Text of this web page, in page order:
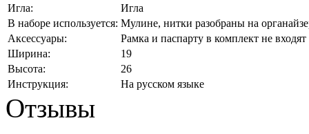
Игла:
Игла
В наборе используется: Мулине, нитки разобраны на
Аксессуары:
Рамка и паспарту в комплект не входят
Ширина:
19
Высота:
26
Инструкция:
На русском языке
Отзывы